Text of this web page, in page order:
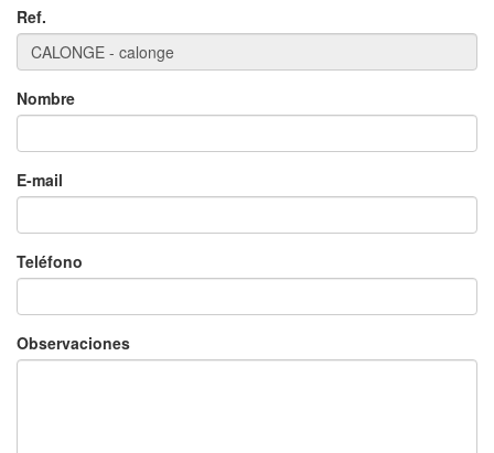
Ref.
Nombre
E-mail
Teléfono
Observaciones